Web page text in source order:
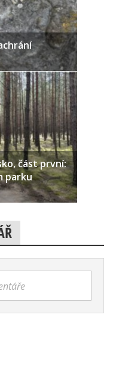
část první:
parku